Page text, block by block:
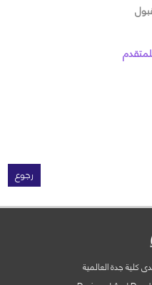
رجوع
كلية جدة العالمية